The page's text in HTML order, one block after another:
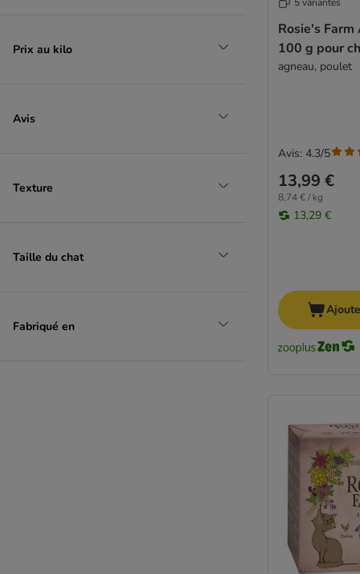
Schmusy
Smilla Veterinary Diet
STRAYZ
Ultima
Vitakraft Poesie
Prix au kilo
Avis
Texture
Taille du chat
Fabriqué en
5 variantes
Rosie's
100 g pour
agneau, poulet
13,99 €
8,74 € / kg
13,29 €
Avis: 4.3/5